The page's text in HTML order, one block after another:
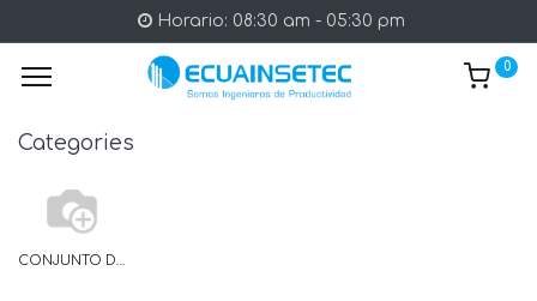
Horario: 08:30 am - 05:30 pm
0
Categories
CONJUNTO DE ABRAZADERAS